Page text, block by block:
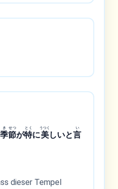
季
き
節
せつ
が特
とく
に美
うつく
しいと言
い
dieser Tempel